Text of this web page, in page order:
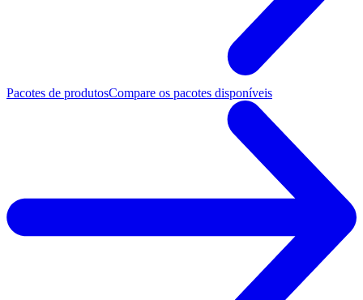
Pacotes de produtosCompare os pacotes disponíveis